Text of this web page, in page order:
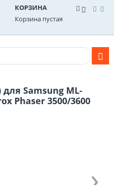
КОРЗИНА
Корзина пустая
Samsung ML-
Phaser 3500/3600